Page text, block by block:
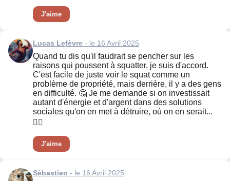
J'aime
Lucas Lefèvre - le 16 Avril 2025
Quand tu dis qu'il faudrait se pencher sur les
raisons qui poussent à squatter, je suis d'accord.
C'est facile de juste voir le squat comme un
problème de propriété, mais derrière, il y a des gens
en difficulté. 🤔 Je me demande si on investissait
autant d'énergie et d'argent dans des solutions
sociales qu'on en met à détruire, où on en serait...
🤷‍♂️
J'aime
Sébastien - le 16 Avril 2025